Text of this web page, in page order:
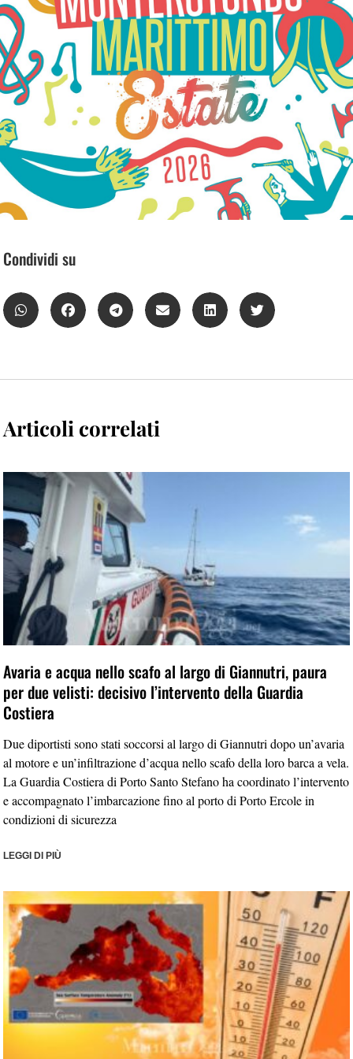
Condividi su
Articoli correlati
Avaria e acqua nello scafo al largo di Giannutri, paura
per due velisti: decisivo l’intervento della Guardia
Costiera
Due diportisti sono stati soccorsi al largo di Giannutri dopo un’avaria
al motore e un’infiltrazione d’acqua nello scafo della loro barca a vela.
La Guardia Costiera di Porto Santo Stefano ha coordinato l’intervento
e accompagnato l’imbarcazione fino al porto di Porto Ercole in
condizioni di sicurezza
LEGGI DI PIÙ